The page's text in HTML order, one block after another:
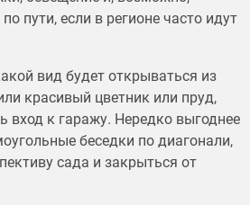
пути, если в регионе часто идут
вид будет открываться из
красивый цветник или пруд,
вход к гаражу. Нередко выгоднее
беседки по диагонали,
сада и закрыться от